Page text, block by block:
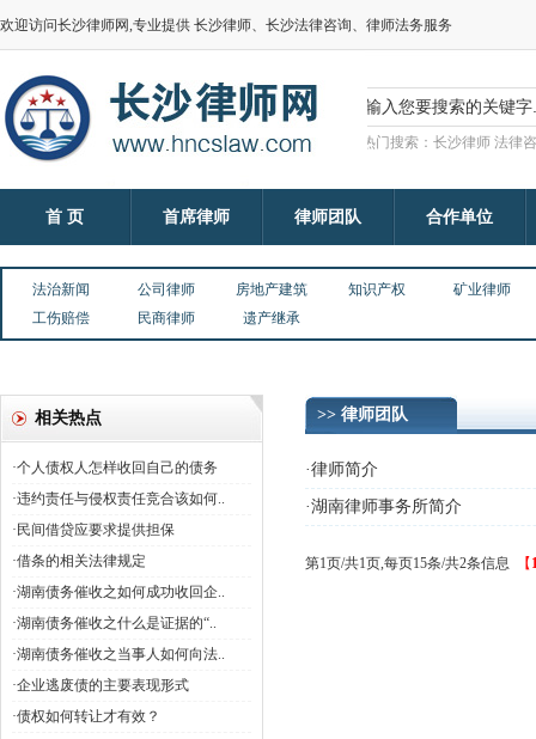
欢迎访问长沙律师网,专业提供 长沙律师、长沙法律咨询、律师法务服务
热门搜索：长沙律师 法律
首 页 首席律师 律师团队 合作单位
法治新闻 公司律师 房地产建筑 知识产权
矿业律师
工伤赔偿
民商律师 遗产继承
相关热点
·个人债权人怎样收回自己的债务
·违约责任与侵权责任竞合该如何..
·民间借贷应要求提供担保
·借条的相关法律规定
·湖南债务催收之如何成功收回企..
·湖南债务催收之什么是证据的“..
·湖南债务催收之当事人如何向法..
·企业逃废债的主要表现形式
·债权如何转让才有效？
>> 律师团队
·律师简介
·湖南律师事务所简介
第1页/共1页,每页15条/共2条信息 【